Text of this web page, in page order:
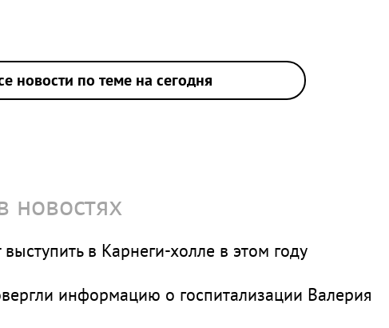
новости по теме на сегодня
новостях
в Карнеги-холле в этом году
информацию о госпитализации Валерия